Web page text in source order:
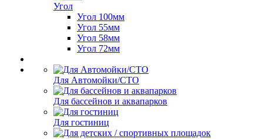
Угол
Угол 100мм
Угол 55мм
Угол 58мм
Угол 72мм
Для Автомойки/СТО
Для бассейнов и аквапарков
Для гостиниц